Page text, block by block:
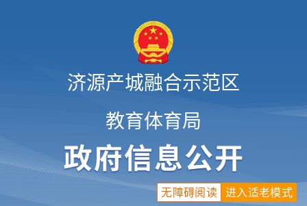
济源产城融合示范区
教育体育局
进入适老模式
无障碍阅读